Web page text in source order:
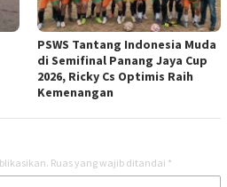
PSWS Tantang Indonesia Muda
di Semifinal Panang Jaya Cup
2026, Ricky Cs Optimis Raih
Kemenangan
Ruas yang wajib ditandai *